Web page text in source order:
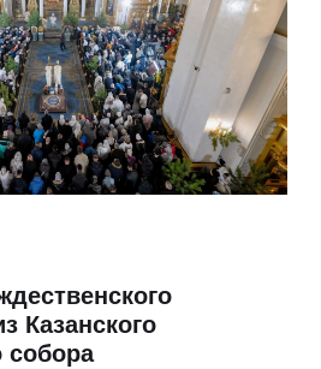
Казанского
собора